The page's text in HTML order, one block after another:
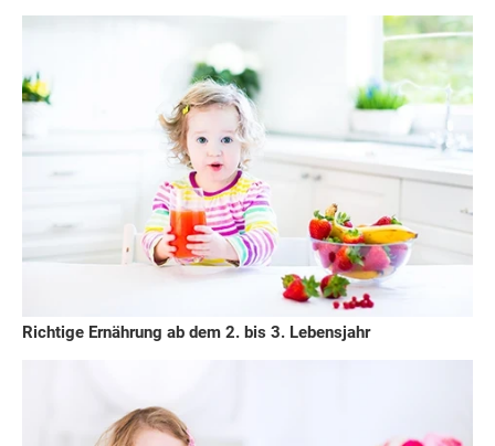
Richtige Ernährung ab dem 2. bis 3. Lebensjahr